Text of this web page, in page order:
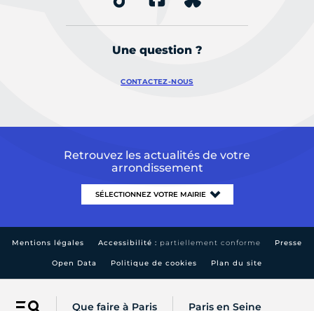
Que faire à Paris Paris en Seine
Une question ?
CONTACTEZ-NOUS
Retrouvez les actualités de votre
arrondissement
Mentions légales Accessibilité : partiellement conforme Presse
Open Data Politique de cookies Plan du site